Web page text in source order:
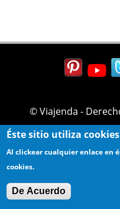
© Viajenda -
Éste sitio utiliza
Al clickear cualquier enlace en
cookies.
De Acuerdo